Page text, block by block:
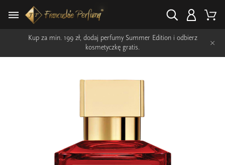
Kup za min. 199 zł, dodaj perfumy Summer Edition i odbierz
kosmetyczkę gratis.
×